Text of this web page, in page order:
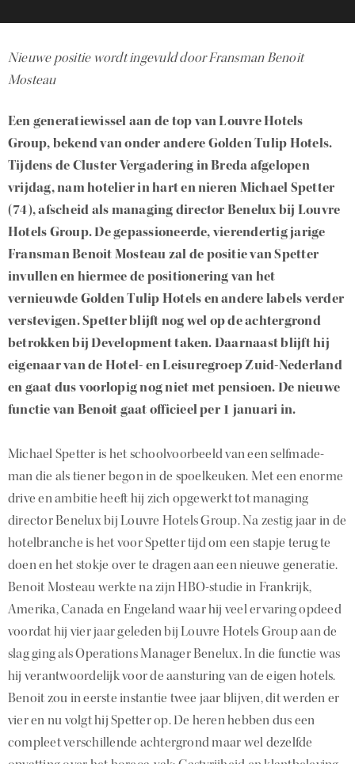
Nieuwe positie wordt ingevuld door Fransman Benoit
Mosteau
Een generatiewissel aan de top van Louvre Hotels
Group, bekend van onder andere Golden Tulip Hotels.
Tijdens de Cluster Vergadering in Breda afgelopen
vrijdag, nam hotelier in hart en nieren Michael Spetter
(74), afscheid als managing director Benelux bij Louvre
Hotels Group. De gepassioneerde, vierendertig jarige
Fransman Benoit Mosteau zal de positie van Spetter
invullen en hiermee de positionering van het
vernieuwde Golden Tulip Hotels en andere labels verder
verstevigen. Spetter blijft nog wel op de achtergrond
betrokken bij Development taken. Daarnaast blijft hij
eigenaar van de Hotel- en Leisuregroep Zuid-Nederland
en gaat dus voorlopig nog niet met pensioen. De nieuwe
functie van Benoit gaat officieel per 1 januari in.
Michael Spetter is het schoolvoorbeeld van een selfmade-
man die als tiener begon in de spoelkeuken. Met een enorme
drive en ambitie heeft hij zich opgewerkt tot managing
director Benelux bij Louvre Hotels Group. Na zestig jaar in de
hotelbranche is het voor Spetter tijd om een stapje terug te
doen en het stokje over te dragen aan een nieuwe generatie.
Benoit Mosteau werkte na zijn HBO-studie in Frankrijk,
Amerika, Canada en Engeland waar hij veel ervaring opdeed
voordat hij vier jaar geleden bij Louvre Hotels Group aan de
slag ging als Operations Manager Benelux. In die functie was
hij verantwoordelijk voor de aansturing van de eigen hotels.
Benoit zou in eerste instantie twee jaar blijven, dit werden er
vier en nu volgt hij Spetter op. De heren hebben dus een
compleet verschillende achtergrond maar wel dezelfde